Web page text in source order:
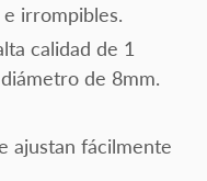
irrompibles.
calidad de 1
de 8mm.
ajustan fácilmente